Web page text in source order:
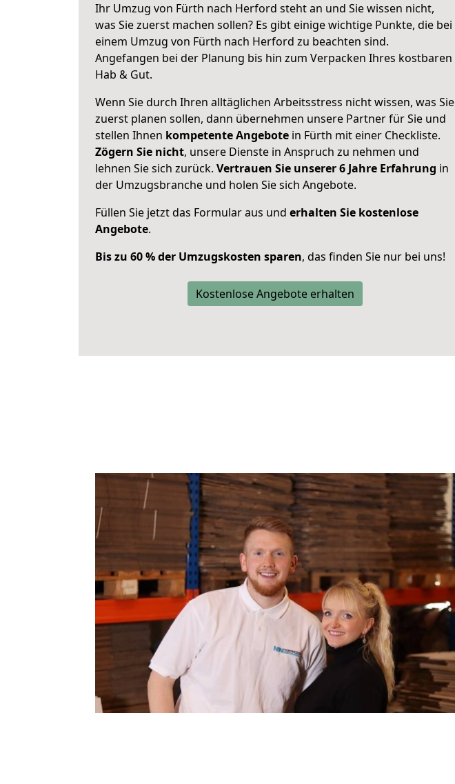
Ihr Umzug von Fürth nach Herford steht an und Sie wissen nicht,
was Sie zuerst machen sollen? Es gibt einige wichtige Punkte, die bei
einem Umzug von Fürth nach Herford zu beachten sind.
Angefangen bei der Planung bis hin zum Verpacken Ihres kostbaren
Hab & Gut.
Wenn Sie durch Ihren alltäglichen Arbeitsstress nicht wissen, was Sie
zuerst planen sollen, dann übernehmen unsere Partner für Sie und
stellen Ihnen kompetente Angebote in Fürth mit einer Checkliste.
Zögern Sie nicht, unsere Dienste in Anspruch zu nehmen und
lehnen Sie sich zurück. Vertrauen Sie unserer 6 Jahre Erfahrung in
der Umzugsbranche und holen Sie sich Angebote.
Füllen Sie jetzt das Formular aus und erhalten Sie kostenlose
Angebote.
Bis zu 60 % der Umzugskosten sparen, das finden Sie nur bei uns!
Kostenlose Angebote erhalten